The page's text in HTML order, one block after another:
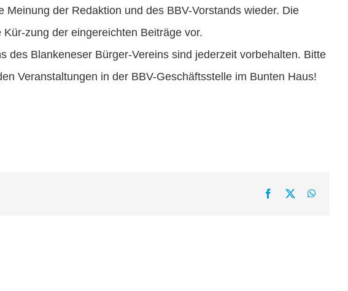
Meinung der Redaktion und des BBV-Vorstands wieder. Die
zung der eingereichten Beiträge vor.
des Blankeneser Bürger-Vereins sind jederzeit vorbehalten. Bitte
Veranstaltungen in der BBV-Geschäftsstelle im Bunten Haus!
Facebook
X